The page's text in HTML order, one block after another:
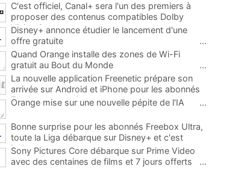
C'est officiel, Canal+ sera l'un des premiers à
proposer des contenus compatibles Dolby
Vision 2
Disney+ annonce étudier le lancement d'une
offre gratuite
...
Quand Orange installe des zones de Wi-Fi
gratuit au Bout du Monde
...
La nouvelle application Freenetic prépare son
arrivée sur Android et iPhone pour les abonnés
Freebox, testez la
Orange mise sur une nouvelle pépite de l'IA ...
Bonne surprise pour les abonnés Freebox Ultra,
toute la Liga débarque sur Disney+ et c'est
inclus
Sony Pictures Core débarque sur Prime Video
avec des centaines de films et 7 jours offerts
...